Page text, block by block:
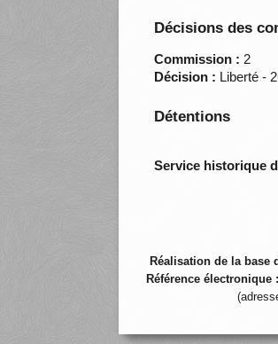
Décisions des
Commission : 2
Décision : Liberté -
Détentions
Service historique
Réalisation de la base
Référence électronique :